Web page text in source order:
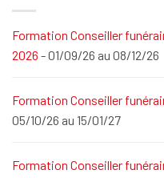
Formation Conseiller
2026 - 01/09/26 au 08/12/26
Formation Conseiller
05/10/26 au 15/01/27
Formation Conseiller